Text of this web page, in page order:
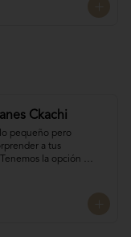
Ckachi
pequeño pero
a tus
la opción